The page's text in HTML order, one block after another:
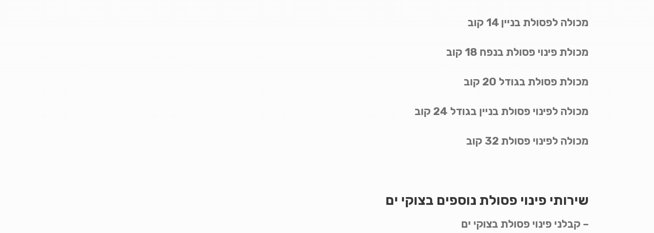
מכולה לפסולת בניין 14 קוב
מכולת פינוי פסולת בנפח 18 קוב
מכולת פסולת בגודל 20 קוב
מכולה לפינוי פסולת בניין בגודל 24 קוב
מכולה לפינוי פסולת 32 קוב
שירותי פינוי פסולת נוספים בצוקי ים
– קבלני פינוי פסולת בצוקי ים